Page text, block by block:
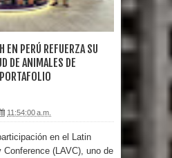
EN PERÚ REFUERZA SU
DE ANIMALES DE
11:54:00 a.m.
en el Latin
Conference (LAVC), uno de